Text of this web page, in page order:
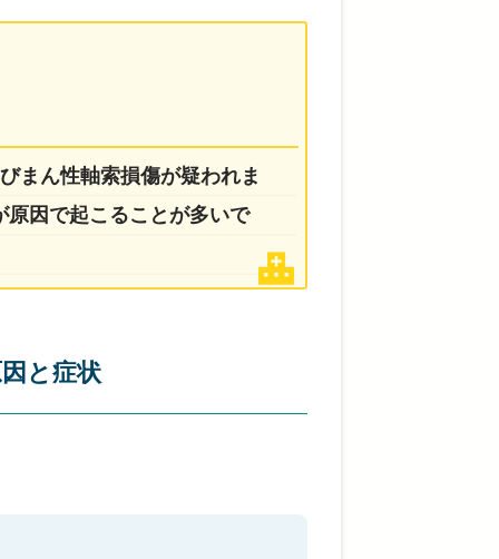
まん性軸索損傷が疑われま
因で起こることが多いで
と症状